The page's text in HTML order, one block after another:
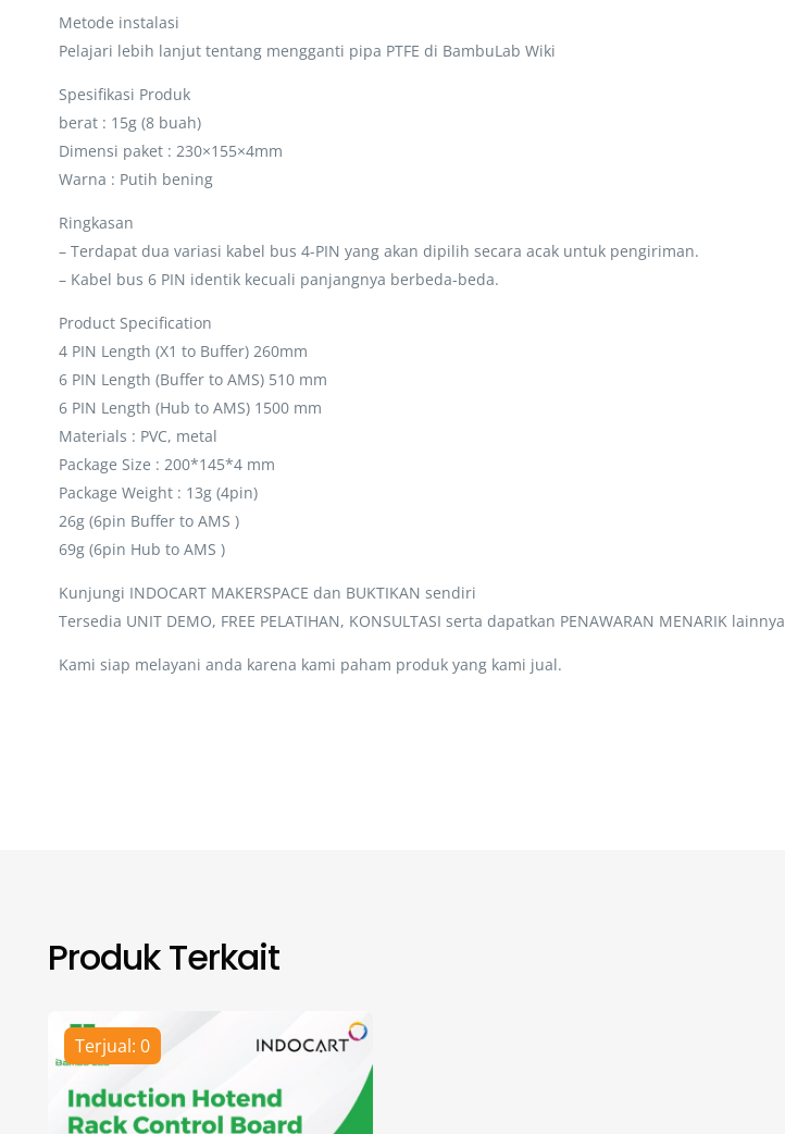
Metode instalasi
Pelajari lebih lanjut tentang mengganti pipa PTFE di BambuLab Wiki
Spesifikasi Produk
berat : 15g (8 buah)
Dimensi paket : 230×155×4mm
Warna : Putih bening
Ringkasan
– Terdapat dua variasi kabel bus 4-PIN yang akan dipilih secara acak untuk pengiriman.
– Kabel bus 6 PIN identik kecuali panjangnya berbeda-beda.
Product Specification
4 PIN Length (X1 to Buffer) 260mm
6 PIN Length (Buffer to AMS) 510 mm
6 PIN Length (Hub to AMS) 1500 mm
Materials : PVC, metal
Package Size : 200*145*4 mm
Package Weight : 13g (4pin)
26g (6pin Buffer to AMS )
69g (6pin Hub to AMS )
Kunjungi INDOCART MAKERSPACE dan BUKTIKAN sendiri
Tersedia UNIT DEMO, FREE PELATIHAN, KONSULTASI serta dapatkan PENAWARAN MENARIK lainnya
Kami siap melayani anda karena kami paham produk yang kami jual.
Produk Terkait
Terjual: 0